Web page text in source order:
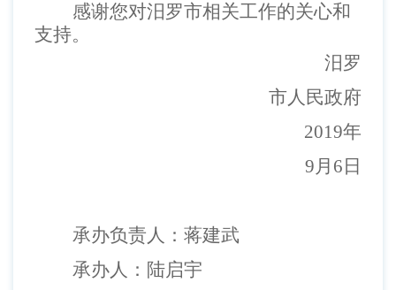
感谢您对汨罗市相关工作的关心和
支持。
汨罗
市人民政府
2019年
9月6日
承办负责人：蒋建武
承办人：陆启宇